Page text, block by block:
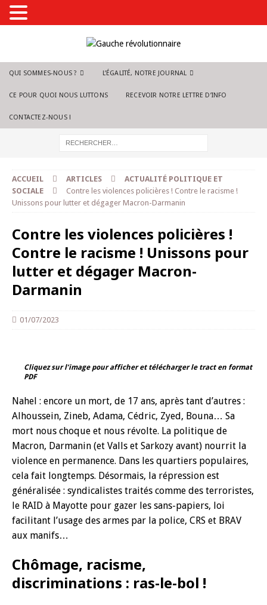
QUI SOMMES-NOUS ? L’ÉGALITÉ, NOTRE JOURNAL
CE POUR QUOI NOUS LUTTONS RECEVOIR NOTRE LETTRE D’INFO
CONTACTEZ-NOUS !
ACCUEIL ARTICLES
ACTUALITÉ POLITIQUE ET
SOCIALE
Contre les violences policières ! Contre le racisme !
Unissons pour lutter et dégager Macron-Darmanin
Contre les violences policières !
Contre le racisme ! Unissons pour
lutter et dégager Macron-
Darmanin
01/07/2023
Cliquez sur l’image pour afficher et télécharger le tract en format
PDF
Nahel : encore un mort, de 17 ans, après tant d’autres :
Alhoussein, Zineb, Adama, Cédric, Zyed, Bouna… Sa
mort nous choque et nous révolte. La politique de
Macron, Darmanin (et Valls et Sarkozy avant) nourrit la
violence en permanence. Dans les quartiers populaires,
cela fait longtemps. Désormais, la répression est
généralisée : syndicalistes traités comme des terroristes,
le RAID à Mayotte pour gazer les sans-papiers, loi
facilitant l’usage des armes par la police, CRS et BRAV
aux manifs…
Chômage, racisme,
discriminations : ras-le-bol !